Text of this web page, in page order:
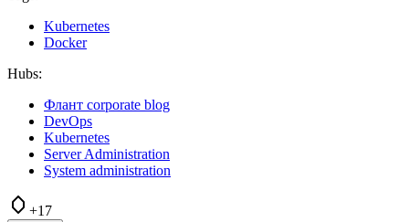
Kubernetes
Docker
Hubs:
Флант corporate blog
DevOps
Kubernetes
Server Administration
System administration
+17